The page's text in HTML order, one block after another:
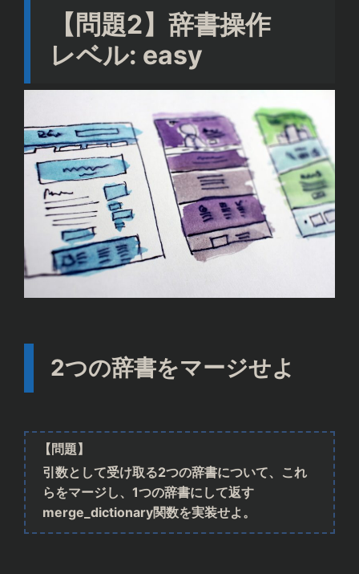
"Name": "Alex",
"Age": 19,
"Gender": "Male",
"Hobby":"Soccer"
"Favorite food":["apple","pizza","Udon"]
【問題2】辞書操作
レベル: easy
2つの辞書をマージせよ
【問題】
引数として受け取る2つの辞書について、これ
らをマージし、1つの辞書にして返す
merge_dictionary関数を実装せよ。